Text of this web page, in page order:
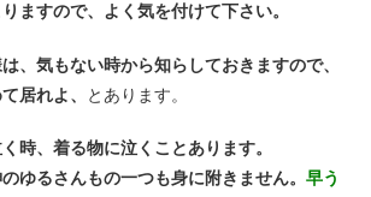
ますので、よく気を付けて下さい。
、気もない時から知らしておきますので、
居れよ、
とあります。
時、着る物に泣くことあります。
ゆるさんもの一つも身に附きません。 早う